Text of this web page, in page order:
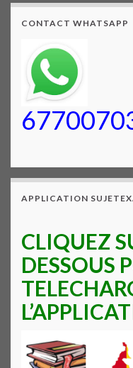
CONTACT WHATSAPP
APPLICATION
CLIQUEZ
DESSOUS